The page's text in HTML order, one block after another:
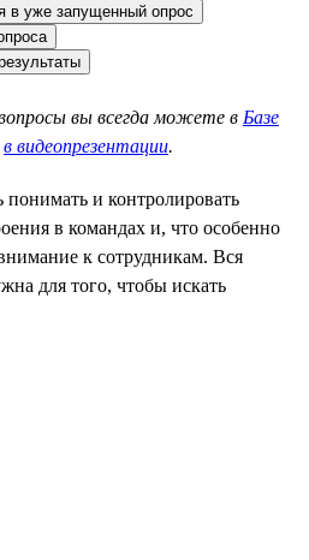
в уже запущенный опрос
вы всегда можете в Базе
в видеопрезентации.
и контролировать
в командах и, что особенно
к сотрудникам. Вся
для того, чтобы искать